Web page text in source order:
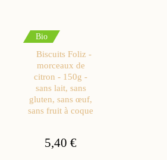
Bio
Biscuits Foliz -
morceaux de
citron - 150g -
sans lait, sans
gluten, sans œuf,
sans fruit à coque
5,40 €